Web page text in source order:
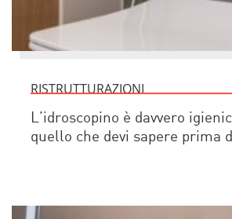
RISTRUTTURAZIONI
L’idroscopino è davvero
quello che devi sapere prima